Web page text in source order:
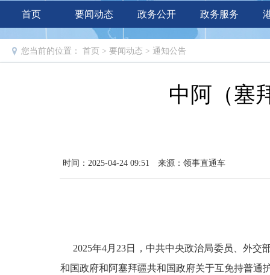
首页 要闻动态 政务公开 政务服务
您当前的位置： 首页 > 要闻动态 > 通知公告
中阿（塞
时间：2025-04-24 09:51 来源：领事直通车
2025年4月23日，中共中央政治局委员、外交
和国政府和阿塞拜疆共和国政府关于互免持普通